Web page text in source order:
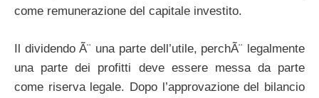
come remunerazione del capitale investito.
Il dividendo Ã¨ una parte dell’utile, perchÃ¨ legalmente
una parte dei profitti deve essere messa da parte
come riserva legale. Dopo l’approvazione del bilancio